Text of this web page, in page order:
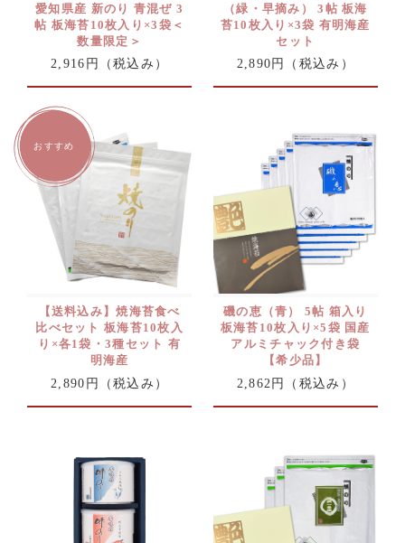
愛知県産 新のり 青混ぜ 3
帖 板海苔10枚入り×3袋＜
数量限定＞
2,916円
（税込み）
（緑・早摘み） 3帖 板海
苔10枚入り×3袋 有明海産
セット
2,890円
（税込み）
【送料込み】焼海苔食べ
比べセット 板海苔10枚入
り×各1袋・3種セット 有
明海産
2,890円
（税込み）
磯の恵（青） 5帖 箱入り
板海苔10枚入り×5袋 国産
アルミチャック付き袋
【希少品】
2,862円
（税込み）